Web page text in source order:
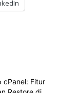
cPanel: Fitur